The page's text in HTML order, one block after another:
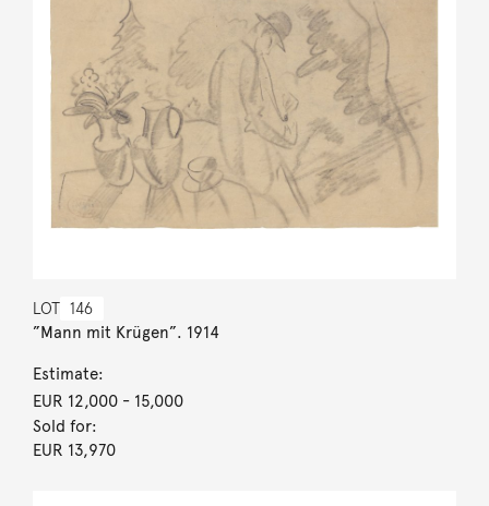
LOT 146
”Mann mit Krügen”. 1914
Estimate:
EUR 12,000- 15,000
Sold for:
EUR 13,970